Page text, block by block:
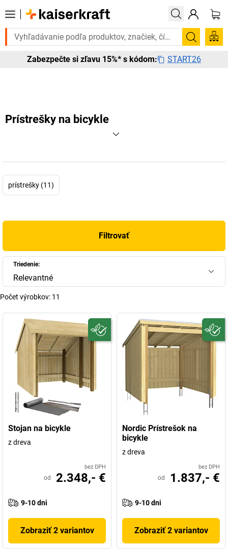
Potrebujete to urgentne? Vybrané bestsellery doručíme do 72
Zabezpečte si zľavu 15%* s kódom: START26
Prístrešky na bicykle
prístrešky (11)
Filtrovať
Triedenie:
Relevantné
Počet výrobkov: 11
Stojan na bicykle
z dreva
bez DPH
od 2.348,- €
9-10 dni
Zobraziť 2 variantov
Nordic Prístrešok na
bicykle
z dreva
bez DPH
od 1.837,- €
9-10 dni
Zobraziť 2 variantov